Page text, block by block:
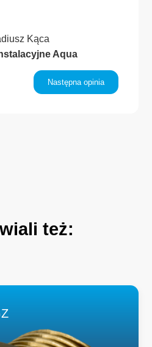
Kąca
Aqua
Następna opinia
też: